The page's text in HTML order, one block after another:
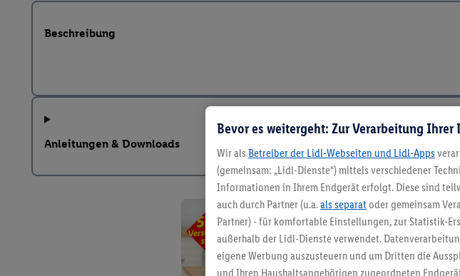
Beschreibung
Anleitungen & Downloads
Bevor es weitergeht: Zur Verarbeitung Ihrer
Wir als Betreiber der Lidl-Webseiten und Lidl-Apps
(gemeinsam: „Lidl-Dienste“) mittels verschiedener
Informationen in Ihrem Endgerät erfolgt. Diese sind
auch durch Partner (u.a.als separat oder gemeinsam
Partner) - für komfortable Einstellungen, zur Statistik-
außerhalb der Lidl-Dienste verwendet.
eigene Werbung auszusteuern und um Dritten die
und Ihren Haushaltsangehörigen zugeordneten